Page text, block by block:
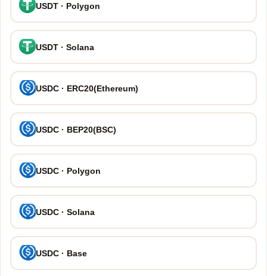
USDT · Polygon
USDT · Solana
USDC · ERC20(Ethereum)
USDC · BEP20(BSC)
USDC · Polygon
USDC · Solana
USDC · Base